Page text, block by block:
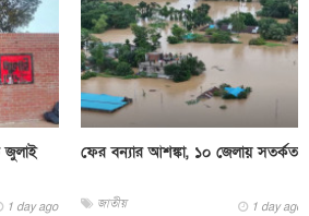
জুলাই
1 day ago
ফের বন্যার আশঙ্কা, ১০ জেলায় সতর্কতা
জাতীয় 1 day ago